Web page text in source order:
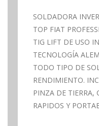
SOLDADORA
TOP FIAT
TIG LIFT DE USO
TECNOLOGÍA
TODO TIPO DE
RENDIMIENTO.
PINZA DE TIERRA,
RAPIDOS Y